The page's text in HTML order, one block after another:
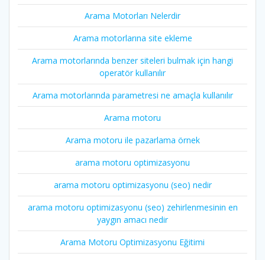
Arama Motorları Nelerdir
Arama motorlarına site ekleme
Arama motorlarında benzer siteleri bulmak için hangi
operatör kullanılır
Arama motorlarında parametresi ne amaçla kullanılır
Arama motoru
Arama motoru ile pazarlama örnek
arama motoru optimizasyonu
arama motoru optimizasyonu (seo) nedir
arama motoru optimizasyonu (seo) zehirlenmesinin en
yaygın amacı nedir
Arama Motoru Optimizasyonu Eğitimi